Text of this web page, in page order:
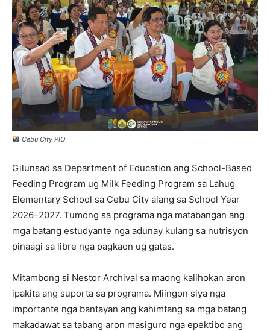
Cebu City PIO
Gilunsad sa Department of Education ang School-Based
Feeding Program ug Milk Feeding Program sa Lahug
Elementary School sa Cebu City alang sa School Year
2026–2027. Tumong sa programa nga matabangan ang
mga batang estudyante nga adunay kulang sa nutrisyon
pinaagi sa libre nga pagkaon ug gatas.
Mitambong si Nestor Archival sa maong kalihokan aron
ipakita ang suporta sa programa. Miingon siya nga
importante nga bantayan ang kahimtang sa mga batang
makadawat sa tabang aron masiguro nga epektibo ang